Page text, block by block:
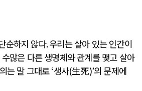
순하지 않다.우리는 살아 있는 인간이
많은 다른 생명체와 관계를 맺고 살아
는 말 그대로‘생사(生死)’의 문제에